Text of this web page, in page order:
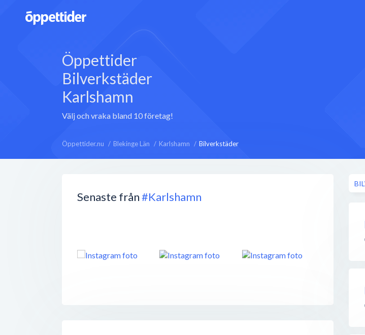
Öppettider
Bilverkstäder
Karlshamn
Välj och vraka bland 10 företag!
Öppettider.nu Blekinge Län Karlshamn Bilverkstäder
Senaste från#Karlshamn